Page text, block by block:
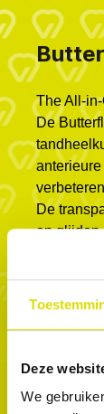
Deze
We
The All-
De
De
en glijden
passen
plaats
handen
de wig
tijdens de